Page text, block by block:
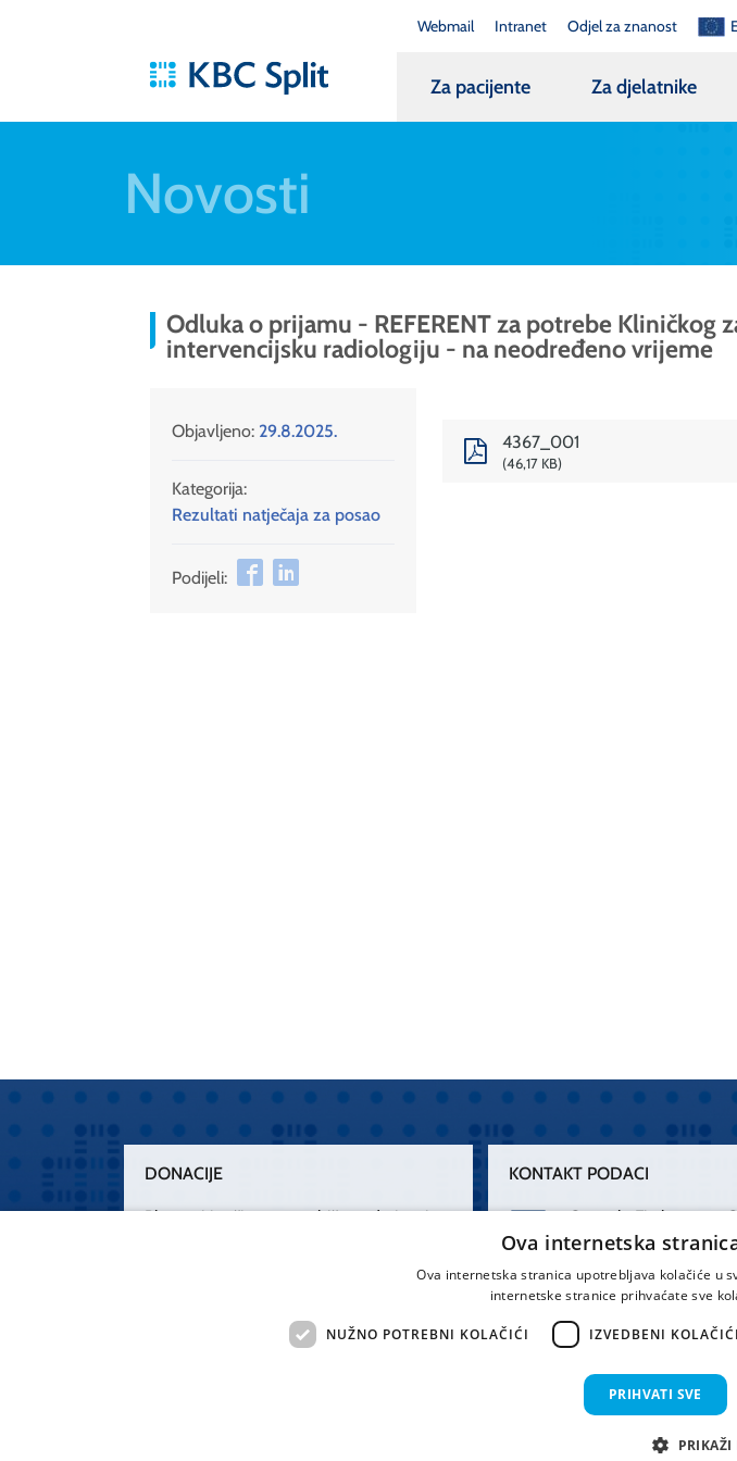
Webmail Intranet Odjel za znanost
Za pacijente Za djelatnike
Novosti
Odluka o prijamu - REFERENT za potrebe Kliničkog
intervencijsku radiologiju - na neodređeno vrijeme
Objavljeno: 29.8.2025.
Kategorija:
Rezultati natječaja za posao
Podijeli:
4367_001
46,17 KB
DONACIJE
Plemenitim činom nesebičnog darivanja
„Zarazimo“ se dobrotom, donirajmo od
KONTAKT PODACI
Centrala Firule
021 556 111
Spinčićeva 1,
21000 Split
Hrvatska
Ova internetska
Ova internetska stranica upotrebljava kolačiće u
internetske stranice prihvaćate sve
NUŽNO POTREBNI KOLAČIĆI IZVEDBENI KOLAČIĆI
PRIHVATI SVE
PRIKAŽI